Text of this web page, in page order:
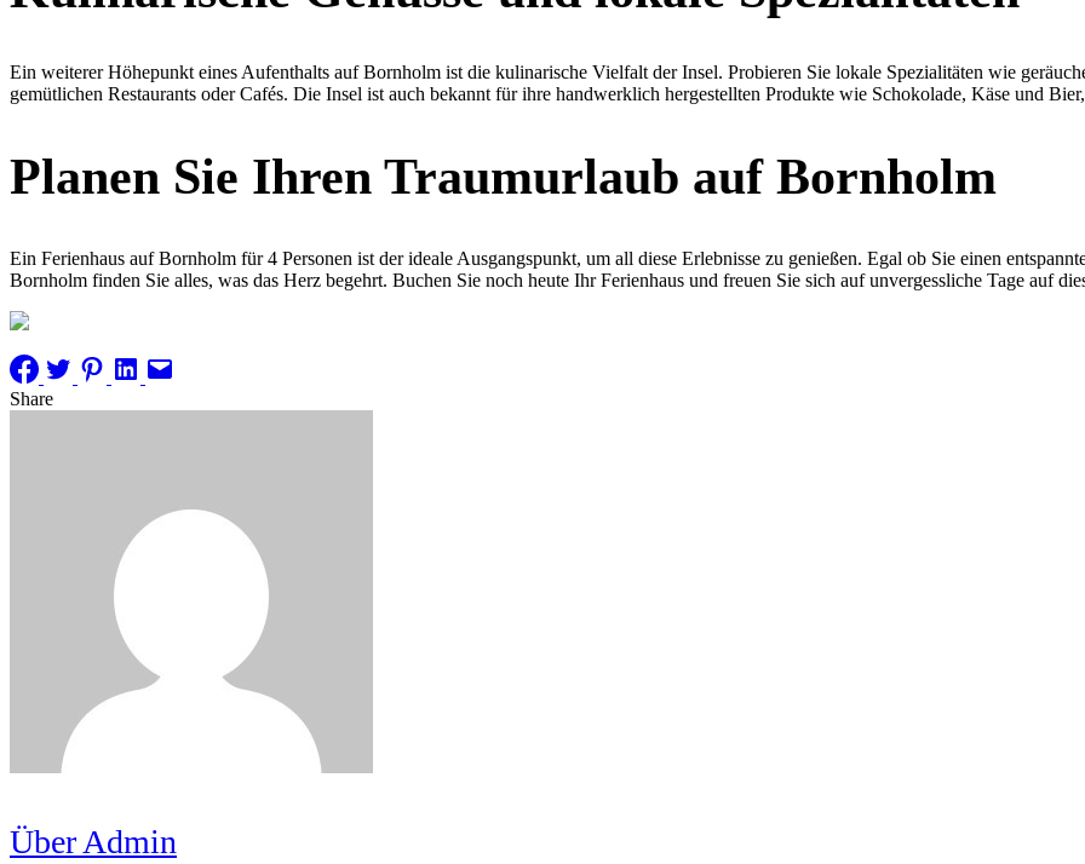
Ein weiterer Höhepunkt eines Aufenthalts auf Bornholm ist die kulinarische Vielfalt der Insel. Probieren Sie lokale Spezialitäten wie
gemütlichen Restaurants oder Cafés. Die Insel ist auch bekannt für ihre handwerklich hergestellten Produkte wie Schokolade, Käse und
Planen Sie Ihren Traumurlaub auf Bornholm
Ein Ferienhaus auf Bornholm für 4 Personen ist der ideale Ausgangspunkt, um all diese Erlebnisse zu genießen. Egal ob Sie einen
Bornholm finden Sie alles, was das Herz begehrt. Buchen Sie noch heute Ihr Ferienhaus und freuen Sie sich auf unvergessliche Tage auf
Share
Über Admin